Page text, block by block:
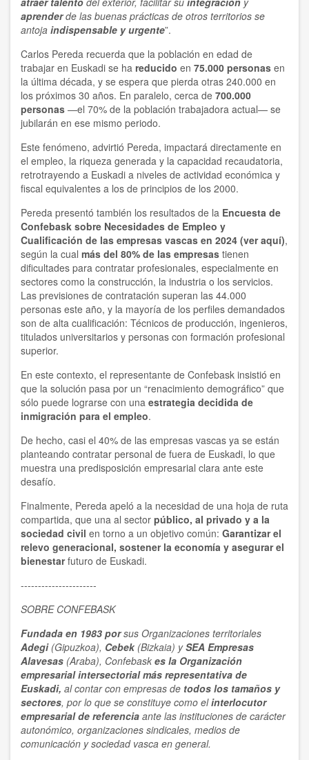
aprenderde las buenas prácticas de otros territorios se
antoja indispensable y urgente”.
Carlos Pereda recuerda que la población en edad de
trabajar en Euskadi se ha reducido en 75.000 personas en
la última década, y se espera que pierda otras 240.000 en
los próximos 30 años. En paralelo, cerca de 700.000
personas —el 70% de la población trabajadora actual— se
jubilarán en ese mismo periodo.
Este fenómeno, advirtió Pereda, impactará directamente en
el empleo, la riqueza generada y la capacidad recaudatoria,
retrotrayendo a Euskadi a niveles de actividad económica y
fiscal equivalentes a los de principios de los 2000.
Pereda presentó también los resultados de la Encuesta de
Confebask sobre Necesidades de Empleo y
Cualificación de las empresas vascas en 2024 (ver aquí),
según la cual más del 80% de las empresas tienen
dificultades para contratar profesionales, especialmente en
sectores como la construcción, la industria o los servicios.
Las previsiones de contratación superan las 44.000
personas este año, y la mayoría de los perfiles demandados
son de alta cualificación: Técnicos de producción, ingenieros,
titulados universitarios y personas con formación profesional
superior.
En este contexto, el representante de Confebask insistió en
que la solución pasa por un “renacimiento demográfico” que
sólo puede lograrse con una estrategia decidida de
inmigración para el empleo.
De hecho, casi el 40% de las empresas vascas ya se están
planteando contratar personal de fuera de Euskadi, lo que
muestra una predisposición empresarial clara ante este
desafío.
Finalmente, Pereda apeló a la necesidad de una hoja de ruta
compartida, que una al sector público, al privado y a la
sociedad civil en torno a un objetivo común: Garantizar el
relevo generacional, sostener la economía y asegurar el
bienestarfuturo de Euskadi.
----------------------
SOBRE CONFEBASK
Fundada en 1983 porsus Organizaciones territoriales
Adegi (Gipuzkoa), Cebek(Bizkaia) ySEA Empresas
Alavesas (Araba), Confebask es la Organización
empresarial intersectorial más representativa de
Euskadi, al contar con empresas de todos los tamaños y
sectores, por lo que se constituye como elinterlocutor
empresarial de referencia ante las instituciones de carácter
autonómico, organizaciones sindicales, medios de
comunicación y sociedad vasca en general.